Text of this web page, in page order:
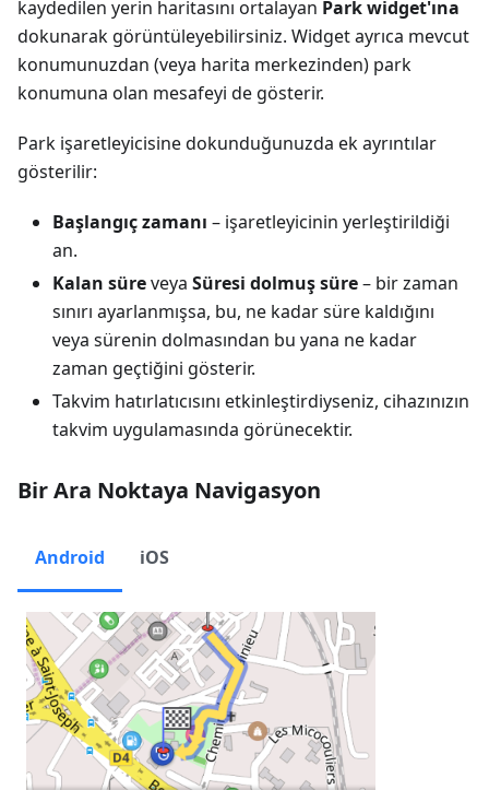
kaydedilen yerin haritasını ortalayan Park widget'ına
dokunarak görüntüleyebilirsiniz. Widget ayrıca mevcut
konumunuzdan (veya harita merkezinden) park
konumuna olan mesafeyi de gösterir.
Park işaretleyicisine dokunduğunuzda ek ayrıntılar
gösterilir:
Başlangıç zamanı – işaretleyicinin yerleştirildiği
an.
Kalan süreveya Süresi dolmuş süre– bir zaman
sınırı ayarlanmışsa, bu, ne kadar süre kaldığını
veya sürenin dolmasından bu yana ne kadar
zaman geçtiğini gösterir.
Takvim hatırlatıcısını etkinleştirdiyseniz, cihazınızın
takvim uygulamasında görünecektir.
Bir Ara Noktaya Navigasyon
Android iOS